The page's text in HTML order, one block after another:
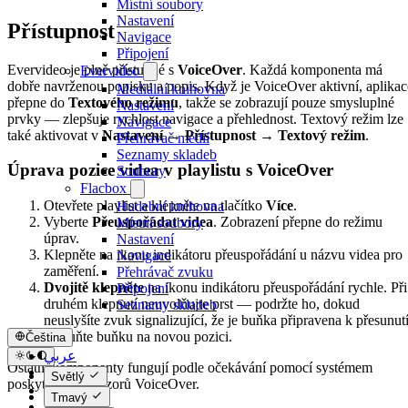
Místní soubory
Nastavení
Navigace
Připojení
Evervideo
Mediální knihovna
Nastavení
Navigace
Přehrávač médií
Seznamy skladeb
Soubory
Flacbox
Hudební knihovna
Místní soubory
Nastavení
Navigace
Přehrávač zvuku
Připojení
Seznamy skladeb
Čeština
عربي
Català
Čeština
Světlý
Tmavý
Přístupnost
Evervideo je plně přístupné s VoiceOver. Každá komponenta má
dobře navrženou popisku a popis. Když je VoiceOver aktivní,
přepne do Textového režimu, takže se zobrazují pouze smysluplné
prvky — zlepšuje rychlost navigace a přehlednost. Textový režim lze
také aktivovat v Nastavení → Přístupnost → Textový režim.
Úprava pozice videa v playlistu s VoiceOver
Otevřete playlist a klepněte na tlačítko Více.
Vyberte Přeuspořádat videa. Zobrazení přepne do režimu
úprav.
Klepněte na ikonu indikátoru přeuspořádání u názvu videa pro
zaměření.
Dvojitě klepnětena ikonu indikátoru přeuspořádání rychle. Při
druhém klepnutí neuvolňujte prst — podržte ho, dokud
neuslyšíte zvuk signalizující, že je buňka připravena k
Přesuňte buňku na novou pozici.
Ostatní komponenty fungují podle očekávání pomocí systémem
poskytovaných vzorů VoiceOver.